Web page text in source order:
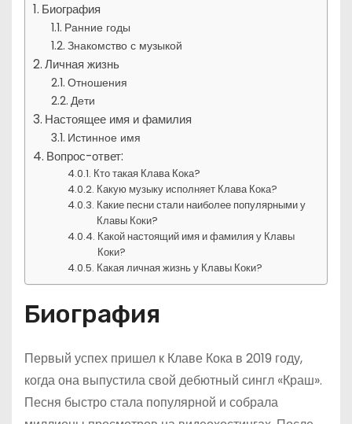
Биография
Ранние годы
Знакомство с музыкой
Личная жизнь
Отношения
Дети
Настоящее имя и фамилия
Истинное имя
Вопрос-ответ:
Кто такая Клава Кока?
Какую музыку исполняет Клава Кока?
Какие песни стали наиболее популярными у
Клавы Коки?
Какой настоящий имя и фамилия у Клавы
Коки?
Какая личная жизнь у Клавы Коки?
Биография
Первый успех пришел к Клаве Кока в 2019 году,
когда она выпустила свой дебютный сингл «Краш».
Песня быстро стала популярной и собрала